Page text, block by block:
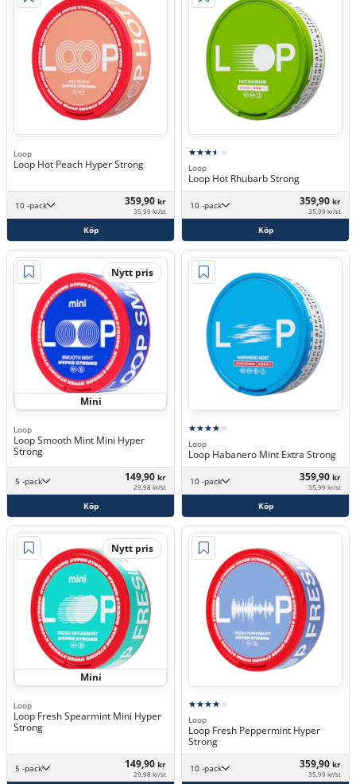
Loop
Loop Hot Peach Hyper Strong
10 -pack 359,90 kr
35,99 kr/st
Köp
Loop
Loop Hot Rhubarb Strong
10 -pack 359,90 kr
35,99 kr/st
Köp
Nytt pris
Mini
Loop
Loop Smooth Mint Mini Hyper
Strong
5 -pack 149,90 kr
29,98 kr/st
Köp
Loop
Loop Habanero Mint Extra Strong
10 -pack 359,90 kr
35,99 kr/st
Köp
Nytt pris
Mini
Loop
Loop Fresh Spearmint Mini Hyper
Strong
5 -pack 149,90 kr
29,98 kr/st
Loop
Loop Fresh Peppermint Hyper
Strong
10 -pack 359,90 kr
35,99 kr/st